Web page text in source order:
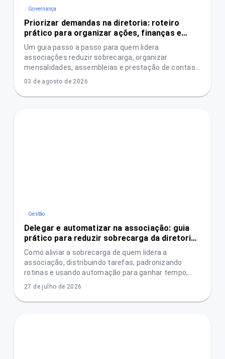
Governança
Priorizar demandas na diretoria: roteiro
prático para organizar ações, finanças e
transparência
Um guia passo a passo para quem lidera
associações reduzir sobrecarga, organizar
mensalidades, assembleias e prestação de contas
e aumentar a confiança das pessoas associadas.
03 de agosto de 2026
Gestão
Delegar e automatizar na associação: guia
prático para reduzir sobrecarga da diretoria
sem perder controle
Como aliviar a sobrecarga de quem lidera a
associação, distribuindo tarefas, padronizando
rotinas e usando automação para ganhar tempo,
reduzir erros e aumentar transparência.
27 de julho de 2026